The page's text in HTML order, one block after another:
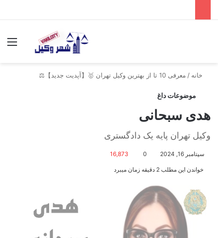
خانه / معرفی 10 تا از بهترین وکیل تهران 🥇【آپدیت جدید】⚖️
موضوعات داغ
هدی سبحانی
وکیل تهران پایه یک دادگستری
سپتامبر 16, 2024 0
16,873
خواندن این مطلب 2 دقیقه زمان میبرد